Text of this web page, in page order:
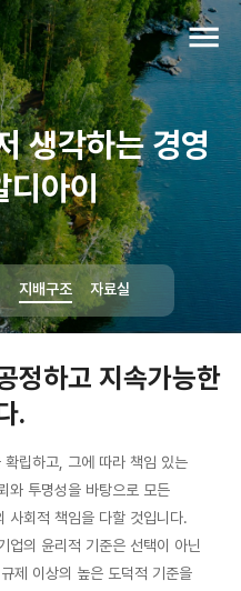
생각하는 경영
아이
지배구조 자료실
정하고 지속가능한
.
립하고, 그에 따라 책임 있는
와 투명성을 바탕으로 모든
사회적 책임을 다할 것입니다.
업의 윤리적 기준은 선택이 아닌
제 이상의 높은 도덕적 기준을